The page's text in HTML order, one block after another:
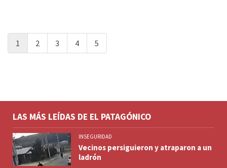
1 2 3 4 5
LAS MÁS LEÍDAS DE EL PATAGÓNICO
INSEGURIDAD
Vecinos persiguieron y atraparon a un
ladrón